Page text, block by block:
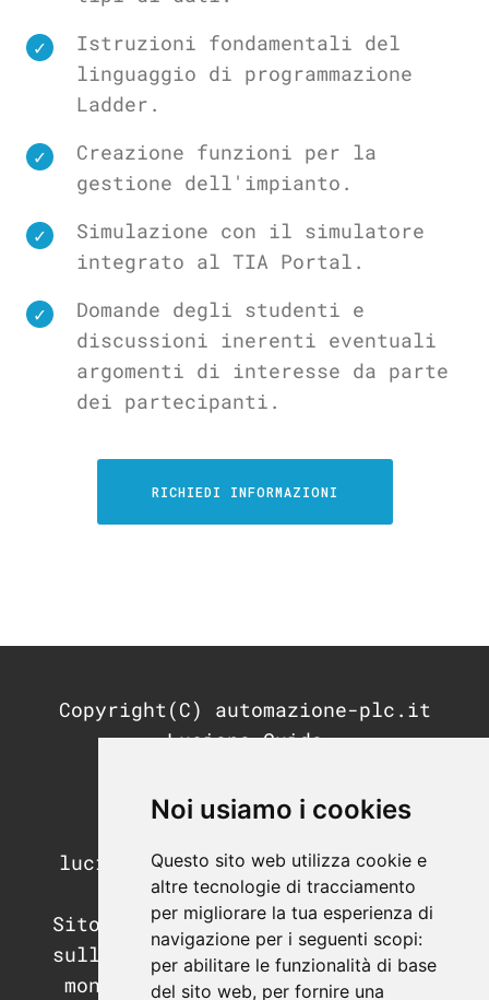
Noi usiamo i cookies
Questo sito web utilizza cookie e
altre tecnologie di tracciamento
per migliorare la tua esperienza di
navigazione per i seguenti scopi:
per abilitare le funzionalità di base
del sito web, per fornire una
Istruzioni fondamentali del
linguaggio di programmazione
Ladder.
Creazione funzioni per la
gestione dell'impianto.
Simulazione con il simulatore
integrato al TIA Portal.
Domande degli studenti e
discussioni inerenti eventuali
argomenti di interesse da parte
dei partecipanti.
RICHIEDI INFORMAZIONI
Copyright(C) automazione-plc.it
Luciano Guida
REA: MI-2791053
luciano.guida@postecertifica.it
Sito di informazione e didattica
sull'automazione industriale, il
mondo dei PLC e dei sistemi di